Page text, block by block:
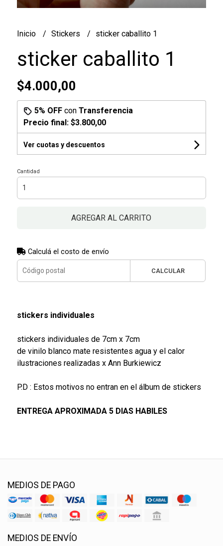
Inicio Stickers sticker caballito 1
sticker caballito 1
$4.000,00
5% OFFcon Transferencia
Precio final: $3.800,00
Ver cuotas y descuentos
Cantidad
AGREGAR AL CARRITO
Calculá el costo de envío
CALCULAR
stickers individuales
stickers individuales de 7cm x 7cm
de vinilo blanco mate resistentes agua y el calor
ilustraciones realizadas x Ann Burkiewicz
P.D : Estos motivos no entran en el álbum de stickers
ENTREGA APROXIMADA 5 DIAS HABILES
MEDIOS DE PAGO
MEDIOS DE ENVÍO